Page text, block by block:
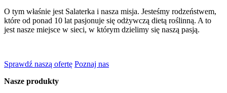
O tym właśnie jest Salaterka i nasza misja. Jesteśmy rodzeństwem,
które od ponad 10 lat pasjonuje się odżywczą dietą roślinną. A to
jest nasze miejsce w sieci, w którym dzielimy się naszą pasją.
Sprawdź naszą ofertę Poznaj nas
Nasze produkty